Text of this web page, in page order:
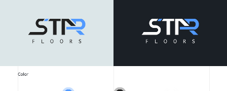
ГОЛОВНА
ПОСЛУГИ
ПОРТФОЛІО